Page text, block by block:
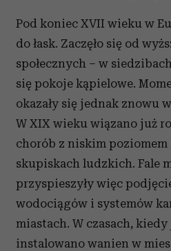
Pod koniec XVII wieku w
do łask. Zaczęło się od
społecznych – w
się pokoje kąpielowe.
okazały się jednak znowu
W XIX wieku wiązano już
chorób z niskim
skupiskach ludzkich. Fale
przyspieszyły więc
wodociągów i systemów
miastach. W czasach,
instalowano wanien w